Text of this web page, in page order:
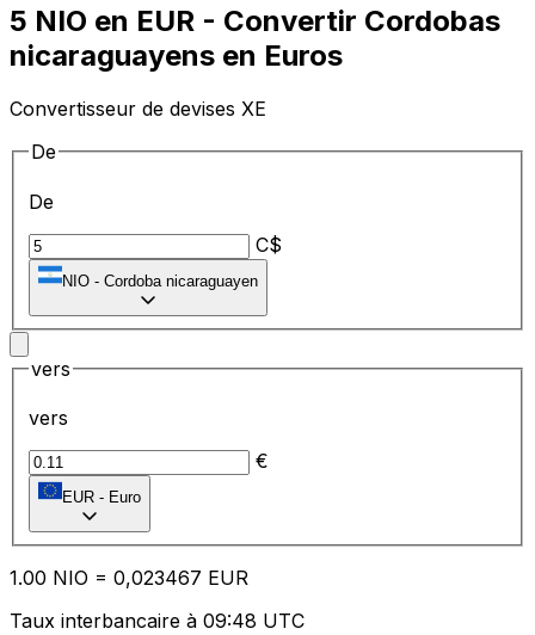
5 NIO en EUR - Convertir Cordobas
nicaraguayens en Euros
Convertisseur de devises XE
De
De
C$
NIO - Cordoba nicaraguayen
vers
vers
€
EUR - Euro
1.00 NIO = 0,023467 EUR
Taux interbancaire à 09:48 UTC